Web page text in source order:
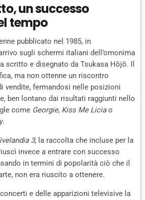
un successo
tempo
pubblicato nel 1985, in
sugli schermi italiani dell’omonima
scritto e disegnato da Tsukasa Hōjō. Il
ma non ottenne un riscontro
vendite, fermandosi nelle posizioni
ben lontano dai risultati raggiunti nello
come Georgie, Kiss Me Liciao
.
3, la raccolta che incluse per la
invece a entrare con successo
in termini di popolarità ciò che il
non era riuscito a ottenere.
e delle apparizioni televisive la